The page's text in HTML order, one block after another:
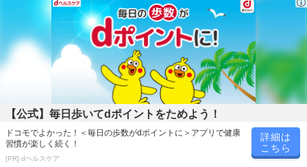
【発送・お届け・商品について】
※お申込み頂きました商品の同梱、お届けの日時指定はいたしかね
ます。
※会員様のご都合でお受取りいただけない場合、商品の再発送や返
金はいたしかねます。
また、お届け日時のご指定は、お受けできません。宅配業者からの
不在票にてご対応ください。
※発送予定日は前後する場合がございます。また商品によって発送
日が異なります。
※dショッピングサンプル百貨店よりお届けする商品は、ご利用いた
【公式】毎日歩いてdポイントをためよう！
ドコモでよかった！＜毎日の歩数がdポイントに＞アプリで健康
習慣が楽しく続く！
[PR] dヘルスケア
詳細は
こちら